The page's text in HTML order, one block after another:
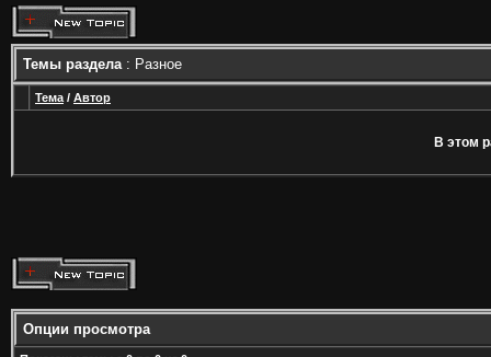
Темы раздела: Разное
Тема / Автор
В этом
Опции просмотра